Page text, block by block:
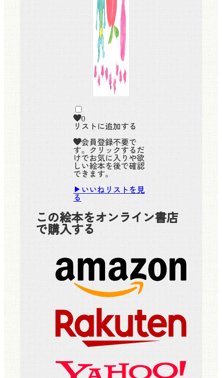
0
リストに追加する
会員登録不要で
す。クリックするだ
けでお気に入りや欲
しい絵本を後で確認
できます。
いいねリストを見
る
この絵本をオンライン書店
で購入する